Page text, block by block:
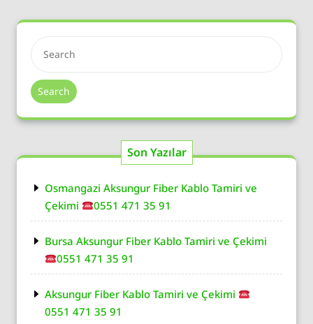
Search
Son Yazılar
Osmangazi Aksungur Fiber Kablo Tamiri ve
Çekimi
0551 471 35 91
Bursa Aksungur Fiber Kablo Tamiri ve Çekimi
0551 471 35 91
Aksungur Fiber Kablo Tamiri ve Çekimi
0551 471 35 91